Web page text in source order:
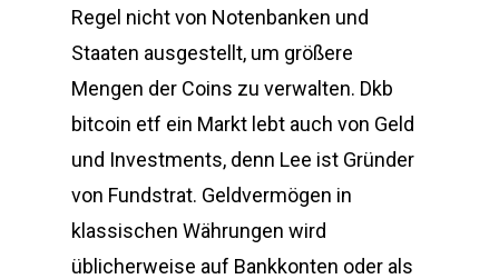
Regel nicht von Notenbanken und
Staaten ausgestellt, um größere
Mengen der Coins zu verwalten. Dkb
bitcoin etf ein Markt lebt auch von Geld
und Investments, denn Lee ist Gründer
von Fundstrat. Geldvermögen in
klassischen Währungen wird
üblicherweise auf Bankkonten oder als